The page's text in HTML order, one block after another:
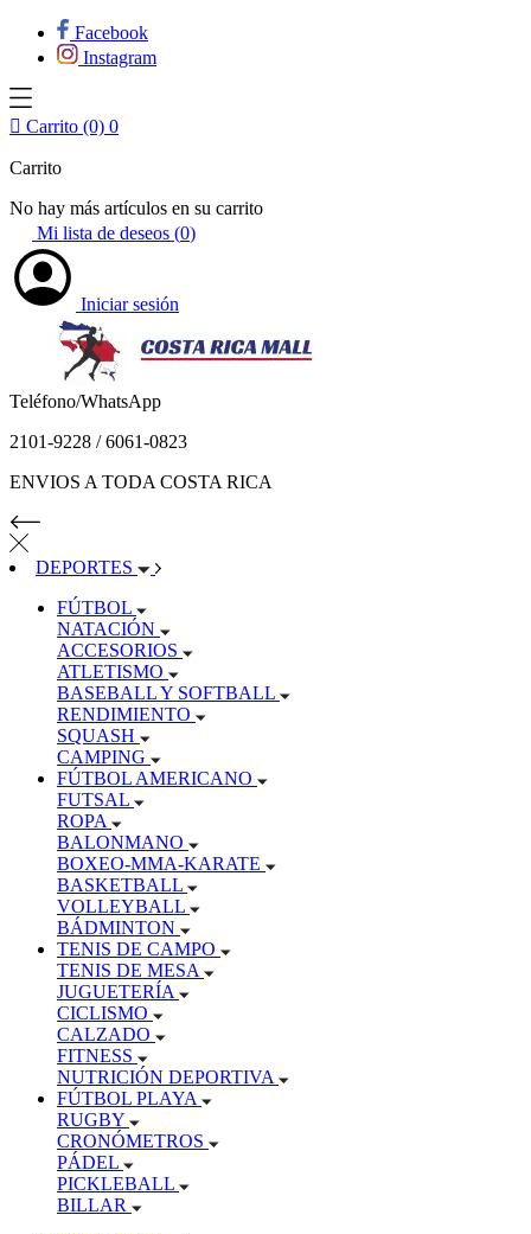
Facebook
Instagram
 Carrito (0) 0
Carrito
No hay más artículos en su carrito
Mi lista de deseos (0)
Iniciar sesión
Teléfono/WhatsApp
2101-9228 / 6061-0823
ENVIOS A TODA COSTA RICA
DEPORTES
FÚTBOL
NATACIÓN
ACCESORIOS
ATLETISMO
BASEBALL Y SOFTBALL
RENDIMIENTO
SQUASH
CAMPING
FÚTBOL AMERICANO
FUTSAL
ROPA
BALONMANO
BOXEO-MMA-KARATE
BASKETBALL
VOLLEYBALL
BÁDMINTON
TENIS DE CAMPO
TENIS DE MESA
JUGUETERÍA
CICLISMO
CALZADO
FITNESS
NUTRICIÓN DEPORTIVA
FÚTBOL PLAYA
RUGBY
CRONÓMETROS
PÁDEL
PICKLEBALL
BILLAR